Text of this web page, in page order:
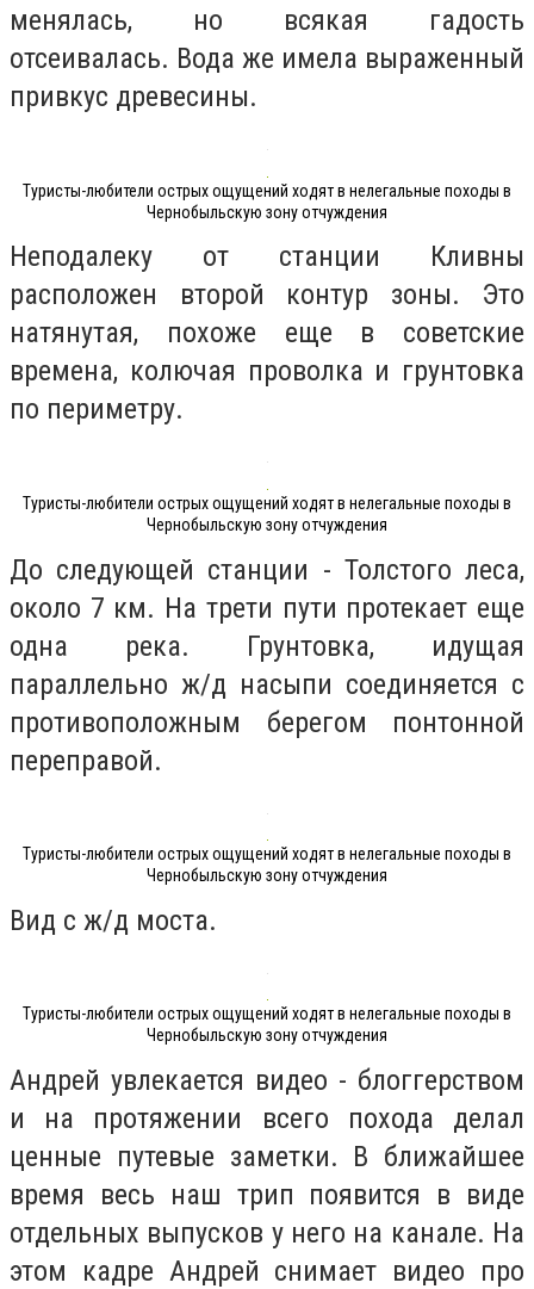
менялась, но всякая гадость
отсеивалась. Вода же имела выраженный
привкус древесины.
Туристы-любители острых ощущений ходят в нелегальные походы в
Чернобыльскую зону отчуждения
Неподалеку от станции Кливны
расположен второй контур зоны. Это
натянутая, похоже еще в советские
времена, колючая проволка и грунтовка
по периметру.
Туристы-любители острых ощущений ходят в нелегальные походы в
Чернобыльскую зону отчуждения
До следующей станции - Толстого леса,
около 7 км. На трети пути протекает еще
одна река. Грунтовка, идущая
параллельно ж/д насыпи соединяется с
противоположным берегом понтонной
переправой.
Туристы-любители острых ощущений ходят в нелегальные походы в
Чернобыльскую зону отчуждения
Вид с ж/д моста.
Туристы-любители острых ощущений ходят в нелегальные походы в
Чернобыльскую зону отчуждения
Андрей увлекается видео - блоггерством
и на протяжении всего похода делал
ценные путевые заметки. В ближайшее
время весь наш трип появится в виде
отдельных выпусков у него на канале. На
этом кадре Андрей снимает видео про